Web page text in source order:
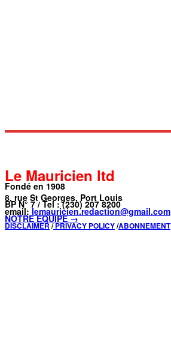
Le Mauricien ltd
Fondé en 1908
8, rue St Georges, Port Louis
BP N° 7 / Tel : (230) 207 8200
email: lemauricien.redaction@gmail.com
NOTRE ÉQUIPE →
DISCLAIMER/PRIVACY POLICY/ABONNEMENT